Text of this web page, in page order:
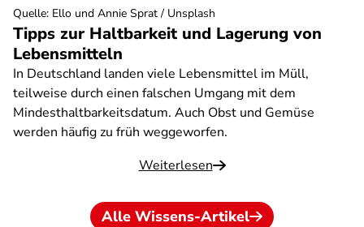
Tipps zur Haltbarkeit und Lagerung von
Lebensmitteln
In Deutschland landen viele Lebensmittel im Müll,
teilweise durch einen falschen Umgang mit dem
Mindesthaltbarkeitsdatum. Auch Obst und Gemüse
werden häufig zu früh weggeworfen.
Weiterlesen
Quelle: Ello und Annie Sprat / Unsplash
Alle Wissens-Artikel